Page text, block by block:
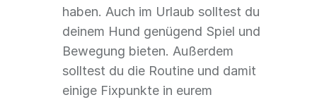
haben. Auch im Urlaub solltest du
deinem Hund genügend Spiel und
Bewegung bieten. Außerdem
solltest du die Routine und damit
einige Fixpunkte in eurem